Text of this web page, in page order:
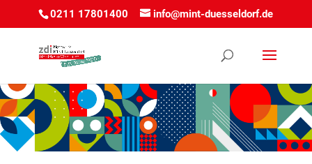
0211 17801400 info@mint-duesseldorf.de